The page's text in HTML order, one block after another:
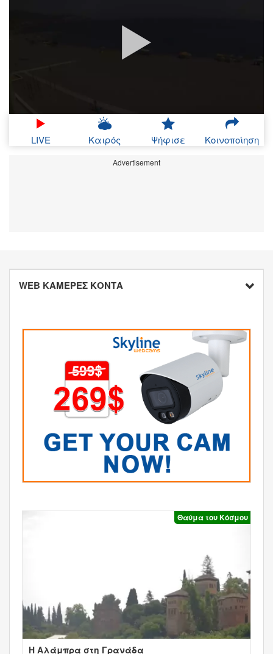
LIVE Καιρός Ψήφισε Κοινοποίηση
Advertisement
WEB ΚΑΜΕΡΕΣ ΚΟΝΤΑ
Θαύμα του Κόσμου
Η Αλάμπρα στη Γρανάδα